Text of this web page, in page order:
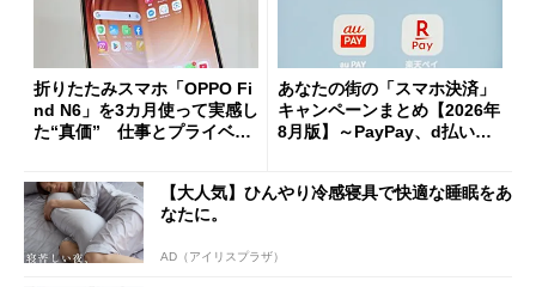
折りたたみスマホ「OPPO Fi
nd N6」を3カ月使って実感し
た“真価” 仕事とプライベー
あなたの街の「スマホ決済」
キャンペーンまとめ【2026年
8月版】～PayPay、d払い、a
【大人気】ひんやり冷感寝具で快適な睡眠をあ
なたに。
AD（アイリスプラザ）